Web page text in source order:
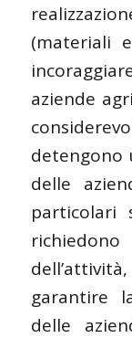
(materiali
aziende
detengono
delle
particolari
garantire
delle